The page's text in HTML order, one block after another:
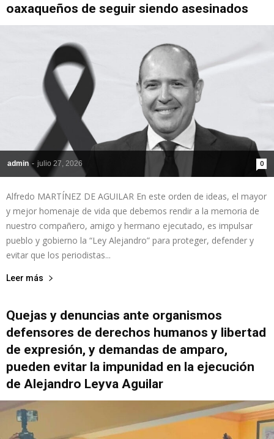
oaxaqueños de seguir siendo asesinados
admin - julio 27, 2026 0
Alfredo MARTÍNEZ DE AGUILAR En este orden de ideas, el mayor
y mejor homenaje de vida que debemos rendir a la memoria de
nuestro compañero, amigo y hermano ejecutado, es impulsar
pueblo y gobierno la “Ley Alejandro” para proteger, defender y
evitar que los periodistas...
Leer más
Quejas y denuncias ante organismos
defensores de derechos humanos y libertad
de expresión, y demandas de amparo,
pueden evitar la impunidad en la ejecución
de Alejandro Leyva Aguilar